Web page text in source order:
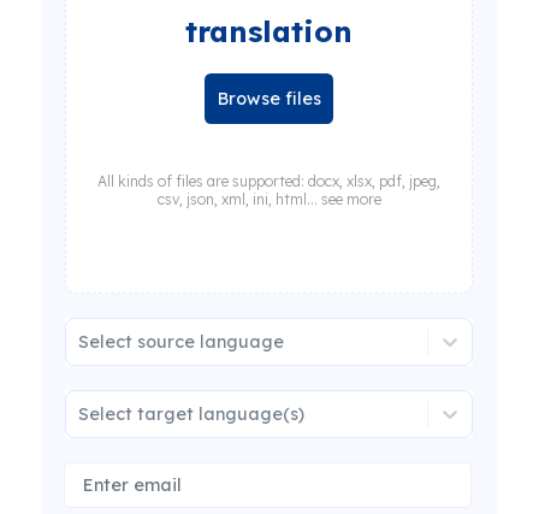
translation
Browse files
All kinds of files are supported: docx, xlsx, pdf, jpeg,
csv, json, xml, ini, html... see more
Select source language
Select target language(s)